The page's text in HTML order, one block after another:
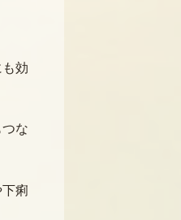
効
な
痢